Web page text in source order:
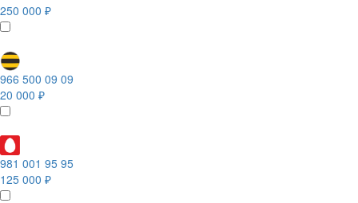
250 000 ₽
966 500 09 09
20 000 ₽
981 001 95 95
125 000 ₽